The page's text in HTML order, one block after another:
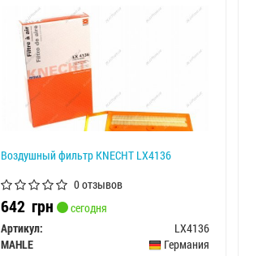
Воздушный фильтр KNECHT LX4136
0 отзывов
642 грн
сегодня
Артикул:
LX4136
MAHLE
Германия